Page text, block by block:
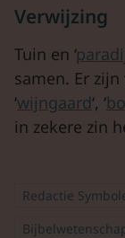
Verwijzing
Tuin en ‘
samen. Er
‘wijngaard‘, ‘
in zekere zin
Redactie